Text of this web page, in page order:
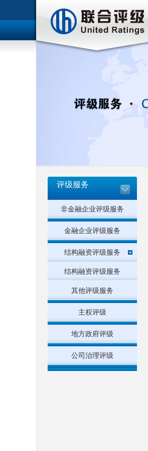
评级服务
非金融企业评级服务
金融企业评级服务
结构融资评级服务
结构融资评级服务
其他评级服务
主权评级
地方政府评级
公司治理评级